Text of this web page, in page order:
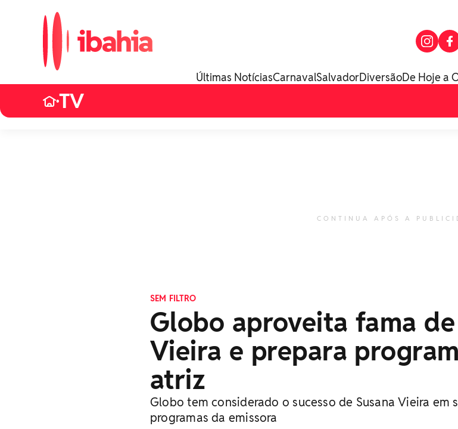
Últimas NotíciasCarnavalSalvadorDiversãoDe Hoje a
•TV
CONTINUA APÓS A
SEM FILTRO
Globo aproveita fama
Vieira e prepara
atriz
Globo tem considerado o sucesso de Susana Vieira em
programas da emissora